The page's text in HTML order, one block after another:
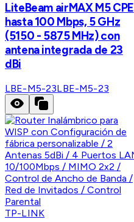
LiteBeam airMAX M5 CPE
hasta 100 Mbps, 5 GHz
(5150 - 5875 MHz) con
antena integrada de 23
dBi
LBE-M5-23LBE-M5-23
TP-LINK